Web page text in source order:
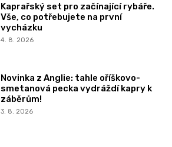
Kaprařský set pro začínající rybáře.
Vše, co potřebujete na první
vycházku
4. 8. 2026
Novinka z Anglie: tahle oříškovo-
smetanová pecka vydráždí kapry k
záběrům!
3. 8. 2026